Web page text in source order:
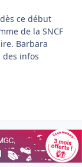
ce début
de la SNCF
Barbara
infos